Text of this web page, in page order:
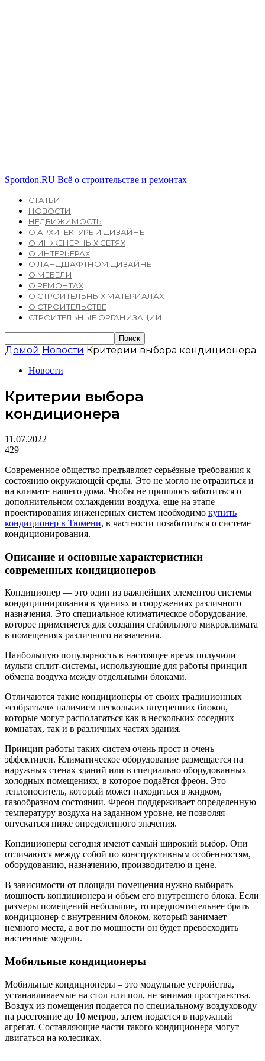
Sportdon.RU Всё о строительстве и ремонтах
СТАТЬИ
НОВОСТИ
НЕДВИЖИМОСТЬ
О АРХИТЕКТУРЕ И ДИЗАЙНЕ
О ИНЖЕНЕРНЫХ СЕТЯХ
О ИНТЕРЬЕРАХ
О ЛАНДШАФТНОМ ДИЗАЙНЕ
О МЕБЕЛИ
О РЕМОНТАХ
О СТРОИТЕЛЬНЫХ МАТЕРИАЛАХ
О СТРОИТЕЛЬСТВЕ
СТРОИТЕЛЬНЫЕ ОРГАНИЗАЦИИ
Домой Новости Критерии выбора кондиционера
Новости
Критерии выбора
кондиционера
11.07.2022
429
Современное общество предъявляет серьёзные требования к
состоянию окружающей среды. Это не могло не отразиться и
на климате нашего дома. Чтобы не пришлось заботиться о
дополнительном охлаждении воздуха, еще на этапе
проектирования инженерных систем необходимо купить
кондиционер в Тюмени, в частности позаботиться о системе
кондиционирования.
Описание и основные характеристики
современных кондиционеров
Кондиционер — это один из важнейших элементов системы
кондиционирования в зданиях и сооружениях различного
назначения. Это специальное климатическое оборудование,
которое применяется для создания стабильного микроклимата
в помещениях различного назначения.
Наибольшую популярность в настоящее время получили
мульти сплит-системы, использующие для работы принцип
обмена воздуха между отдельными блоками.
Отличаются такие кондиционеры от своих традиционных
«собратьев» наличием нескольких внутренних блоков,
которые могут располагаться как в нескольких соседних
комнатах, так и в различных частях здания.
Принцип работы таких систем очень прост и очень
эффективен. Климатическое оборудование размещается на
наружных стенах зданий или в специально оборудованных
холодных помещениях, в которое подаётся фреон. Это
теплоноситель, который может находиться в жидком,
газообразном состоянии. Фреон поддерживает определенную
температуру воздуха на заданном уровне, не позволяя
опускаться ниже определенного значения.
Кондиционеры сегодня имеют самый широкий выбор. Они
отличаются между собой по конструктивным особенностям,
оборудованию, назначению, производителю и цене.
В зависимости от площади помещения нужно выбирать
мощность кондиционера и объем его внутреннего блока. Если
размеры помещений небольшие, то предпочтительнее брать
кондиционер с внутренним блоком, который занимает
немного места, а вот по мощности он будет превосходить
настенные модели.
Мобильные кондиционеры
Мобильные кондиционеры – это модульные устройства,
устанавливаемые на стол или пол, не занимая пространства.
Воздух из помещения подается по специальному воздуховоду
на расстояние до 10 метров, затем подается в наружный
агрегат. Составляющие части такого кондиционера могут
двигаться на колесиках.